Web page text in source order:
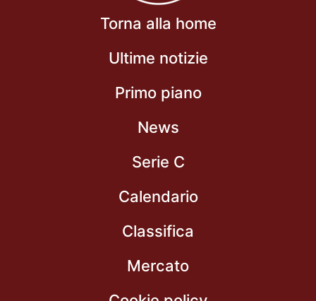
Torna alla home
Ultime notizie
Primo piano
News
Serie C
Calendario
Classifica
Mercato